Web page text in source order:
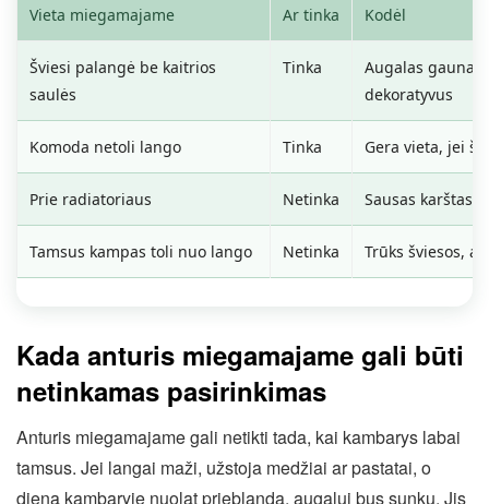
Vieta miegamajame Ar tinka Kodėl
Šviesi palangė be kaitrios
saulės
Tinka
Augalas gauna
dekoratyvus
Komoda netoli lango Tinka Gera vieta, jei
Prie radiatoriaus Netinka Sausas karštas
Tamsus kampas toli nuo lango Netinka Trūks šviesos,
Kada anturis miegamajame gali būti
netinkamas pasirinkimas
Anturis miegamajame gali netikti tada, kai kambarys labai
tamsus. Jei langai maži, užstoja medžiai ar pastatai, o
dieną kambaryje nuolat prieblanda, augalui bus sunku. Jis